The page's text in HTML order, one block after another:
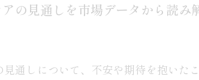
アの見通しを市場データから読
見通しについて、不安や期待を抱いた